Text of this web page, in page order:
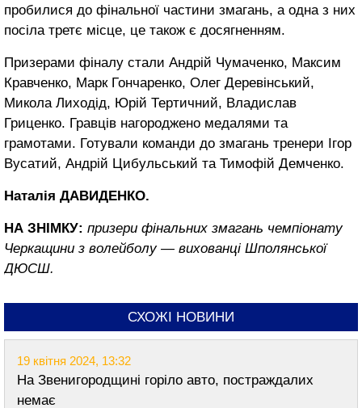
пробилися до фінальної частини змагань, а одна з них
посіла третє місце, це також є досягненням.
Призерами фіналу стали Андрій Чумаченко, Максим
Кравченко, Марк Гончаренко, Олег Деревінський,
Микола Лиходід, Юрій Тертичний, Владислав
Гриценко. Гравців нагороджено медалями та
грамотами. Готували команди до змагань тренери Ігор
Вусатий, Андрій Цибульський та Тимофій Демченко.
Наталія ДАВИДЕНКО.
НА ЗНІМКУ: призери фінальних змагань чемпіонату
Черкащини з волейболу — вихованці Шполянської
ДЮСШ.
СХОЖІ НОВИНИ
19 квітня 2024, 13:32
На Звенигородщині горіло авто, постраждалих
немає